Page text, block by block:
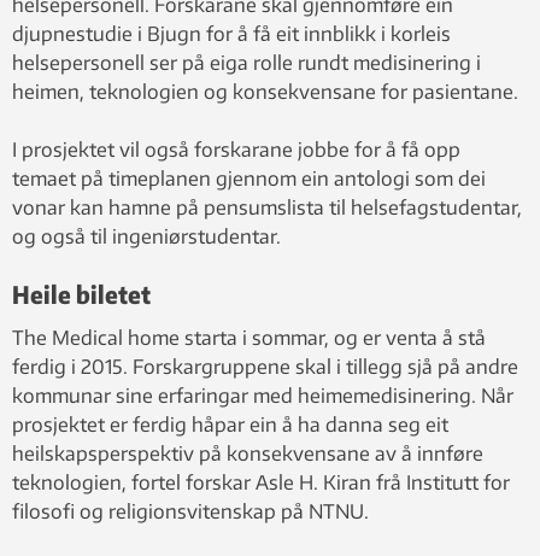
helsepersonell. Forskarane skal gjennomføre ein
djupnestudie i Bjugn for å få eit innblikk i korleis
helsepersonell ser på eiga rolle rundt medisinering i
heimen, teknologien og konsekvensane for pasientane.
I prosjektet vil også forskarane jobbe for å få opp
temaet på timeplanen gjennom ein antologi som dei
vonar kan hamne på pensumslista til helsefagstudentar,
og også til ingeniørstudentar.
Heile biletet
The Medical home starta i sommar, og er venta å stå
ferdig i 2015. Forskargruppene skal i tillegg sjå på andre
kommunar sine erfaringar med heimemedisinering. Når
prosjektet er ferdig håpar ein å ha danna seg eit
heilskapsperspektiv på konsekvensane av å innføre
teknologien, fortel forskar Asle H. Kiran frå Institutt for
filosofi og religionsvitenskap på NTNU.